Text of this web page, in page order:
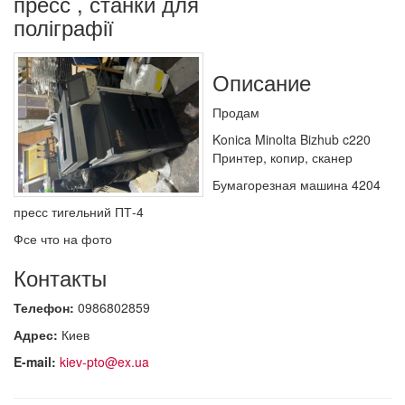
поліграфії
Описание
Продам
Konica Minolta Bizhub c220
Принтер, копир, сканер
Бумагорезная машина 4204
пресс тигельний ПТ-4
Фсе что на фото
Контакты
Телефон: 0986802859
Адрес: Киев
E-mail: kiev-pto@ex.ua